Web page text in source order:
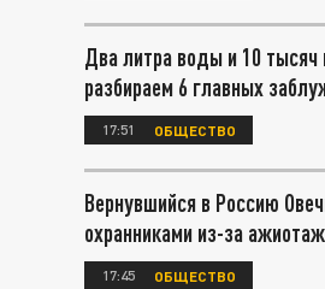
Два литра воды и 10
разбираем 6 главных
17:51 ОБЩЕСТВО
Вернувшийся в Россию
охранниками из-за
17:45 ОБЩЕСТВО